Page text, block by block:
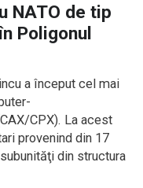
NATO de tip
Poligonul
a început cel mai
CPX). La acest
provenind din 17
din structura